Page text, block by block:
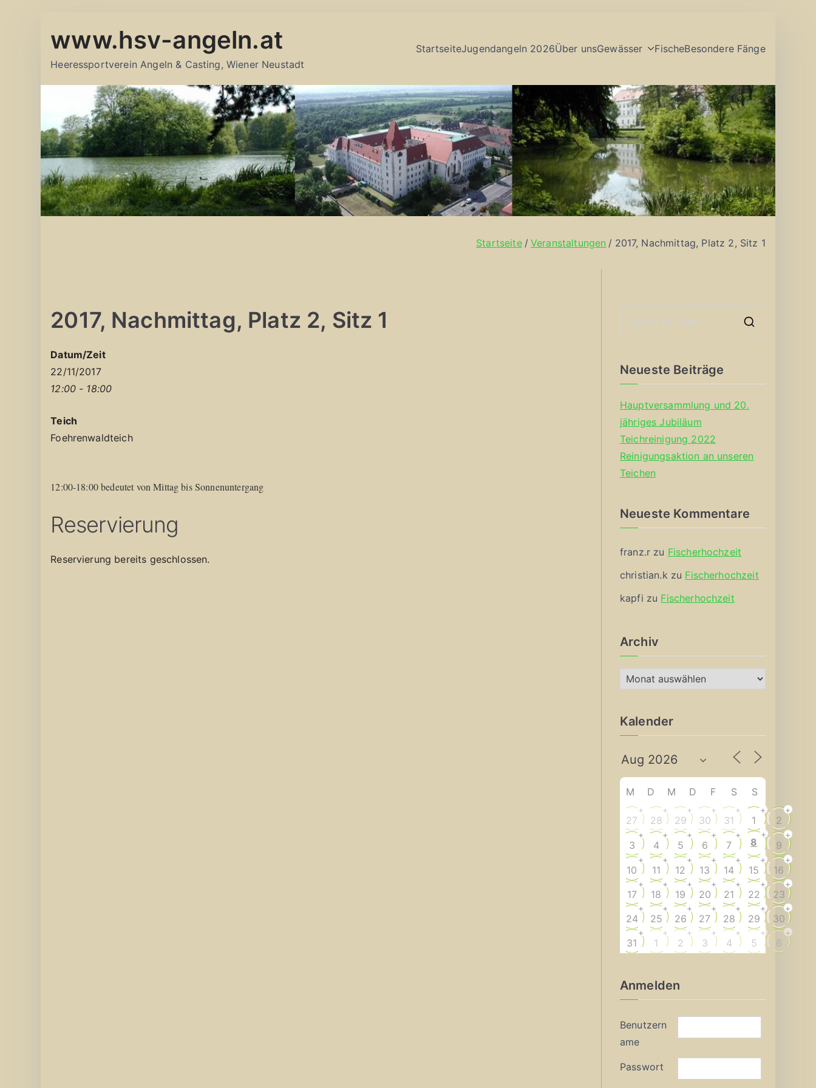
Inhalt
www.hsv-angeln.at
Heeressportverein Angeln & Casting, Wiener Neustadt
StartseiteJugendangeln 2026Über unsGewässer FischeBesondere Fänge
Startseite Veranstaltungen 2017, Nachmittag, Platz 2, Sitz 1
2017, Nachmittag, Platz 2, Sitz 1
Datum/Zeit
22/11/2017
12:00 - 18:00
Teich
Foehrenwaldteich
12:00-18:00 bedeutet von Mittag bis Sonnenuntergang
Reservierung
Reservierung bereits geschlossen.
Neueste Beiträge
Hauptversammlung und 20.
jähriges Jubiläum
Teichreinigung 2022
Reinigungsaktion an unseren
Teichen
Neueste Kommentare
franz.r zu Fischerhochzeit
christian.k zu Fischerhochzeit
kapfi zu Fischerhochzeit
Archiv
r
h
v
Kalender
M D M D F S S
27
+
28
+
29
+
30
+
31
+
1
+
2
+
3
+
4
+
5
+
6
+
7
+
8
+
9
+
10
+
11
+
12
+
13
+
14
+
15
+
16
+
17
+
18
+
19
+
20
+
21
+
22
+
23
+
24
+
25
+
26
+
27
+
28
+
29
+
30
+
31
+
1
+
2
+
3
+
4
+
5
+
6
+
Anmelden
Benutzern
ame
Passwort